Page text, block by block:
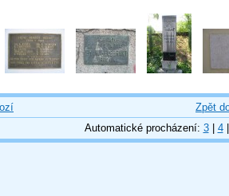
Zpět
Automatické procházení: 3| 4|